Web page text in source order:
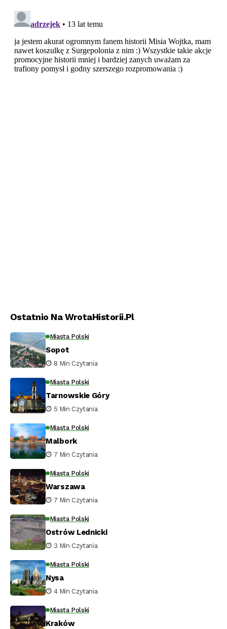
Ostatnio Na WrotaHistorii.pl
Miasta Polski
Sopot
8 Min Czytania
Miasta Polski
Tarnowskie Góry
5 Min Czytania
Miasta Polski
Malbork
7 Min Czytania
Miasta Polski
Warszawa
7 Min Czytania
Miasta Polski
Ostrów Lednicki
3 Min Czytania
Miasta Polski
Nysa
4 Min Czytania
Miasta Polski
Kraków